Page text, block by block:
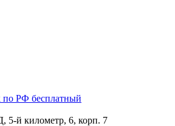
по РФ бесплатный
5-й километр, 6, корп. 7